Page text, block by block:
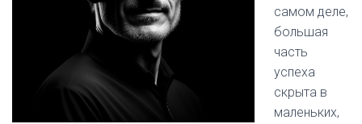
самом деле,
большая
часть
успеха
скрыта в
маленьких,